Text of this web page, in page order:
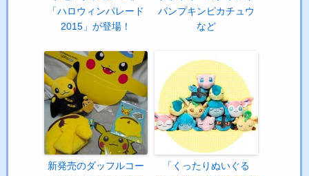
「ハロウィンパレード
2015」が登場！
パンプキンピカチュウ
など
新発売のダッフルコー
「くったりぬいぐる